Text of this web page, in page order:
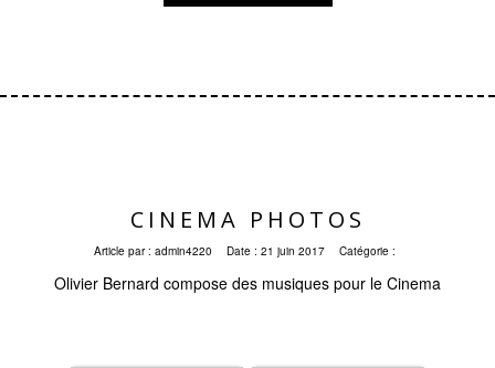
CINEMA PHOTOS
Article par : admin4220 Date : 21 juin 2017 Catégorie :
Olivier Bernard compose des musiques pour le Cinema